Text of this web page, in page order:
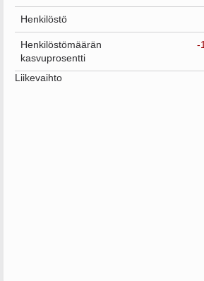
Henkilöstö
Henkilöstömäärän
kasvuprosentti
-
Liikevaihto